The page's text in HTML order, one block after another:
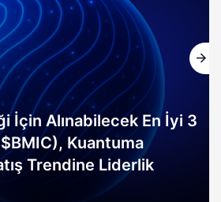
Bitcoin boğa koşusunun
Bitwise analisti